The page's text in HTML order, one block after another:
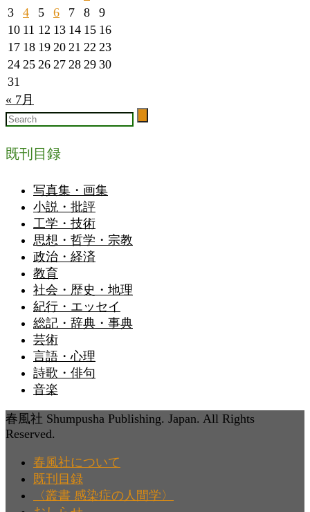
3
4 5 6 7 8
9
10 11 12 13 14 15 16
17 18 19 20 21 22 23
24 25 26 27 28 29 30
31
« 7月
既刊目録
写真集・画集
小説・批評
工学・技術
思想・哲学・宗教
政治・経済
教育
社会・歴史・地理
紀行・エッセイ
総記・辞典・事典
芸術
言語・心理
詩歌・俳句
音楽
春風社 Shumpusha Publishing. Japan. All Rights
Reserved.
春風社について
既刊目録
〈叢書 感染症の人間学〉